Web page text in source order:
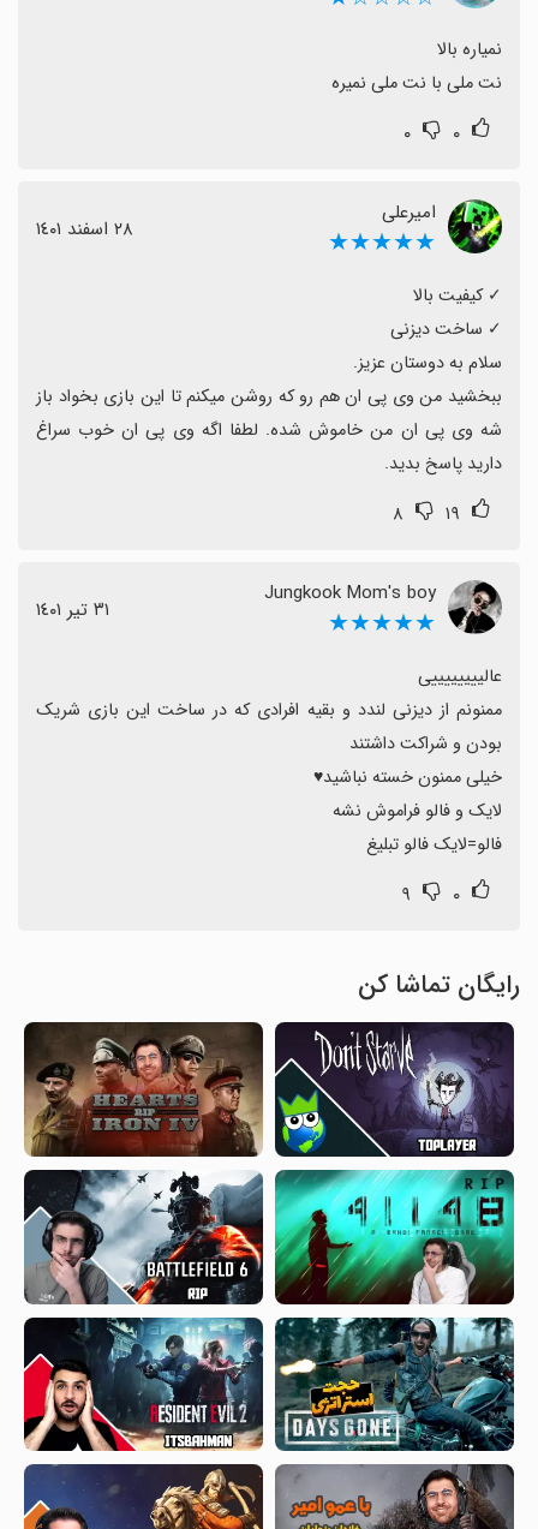
نت ملی با نت ملی نمیره
۰ ۰
امیرعلی
★★★★★ ٢٨ اسفند ١٤٠١
دارید پاسخ بدید.
۱۹ ۸
Jungkook Mom's boy
★★★★★ ٣١ تیر ١٤٠١
فالو=لایک فالو تبلیغ
۰ ۹
رایگان تماشا کن